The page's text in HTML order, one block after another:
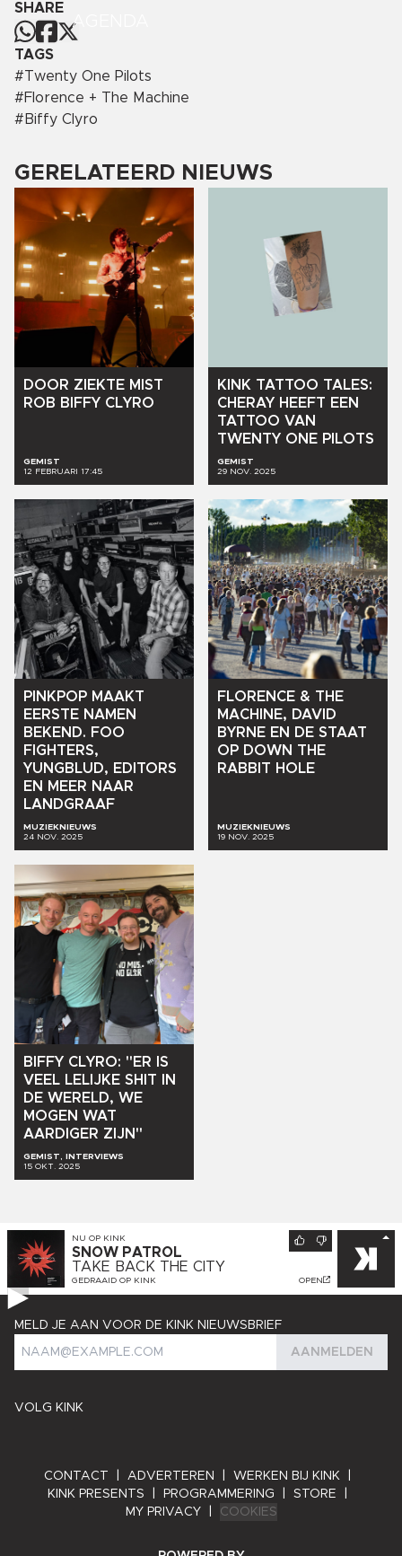
AGENDA
SHARE
TAGS
#Twenty One Pilots
#Florence + The Machine
# Biffy Clyro
GERELATEERD NIEUWS
DOOR ZIEKTE MIST
ROB BIFFY CLYRO
GEMIST
12 FEBRUARI 17:45
KINK TATTOO TALES:
CHERAY HEEFT EEN
TATTOO VAN
TWENTY ONE PILOTS
GEMIST
29 NOV. 2025
PINKPOP MAAKT
EERSTE NAMEN
BEKEND. FOO
FIGHTERS,
YUNGBLUD, EDITORS
EN
MEER NAAR
LANDGRAAF
MUZIEKNIEUWS
24 NOV. 2025
FLORENCE & THE
MACHINE, DAVID
BYRNE EN DE STAAT
OP DOWN THE
RABBIT HOLE
MUZIEKNIEUWS
19 NOV. 2025
BIFFY CLYRO: "ER
IS
VEEL LELIJKE SHIT
IN
DE WERELD, WE
MOGEN WAT
AARDIGER ZIJN"
GEMIST, INTERVIEWS
15 OKT. 2025
NU OP KINK
SNOW PATROL
TAKE BACK THE CITY
GEDRAAID OP KINK OPEN
VOLG KINK
MELD JE AAN VOOR DE KINK NIEUWSBRIEF
AANMELDEN
CONTACT ADVERTEREN WERKEN BIJ KINK
KINK PRESENTS
PROGRAMMERING STORE
MY PRIVACY
COOKIES